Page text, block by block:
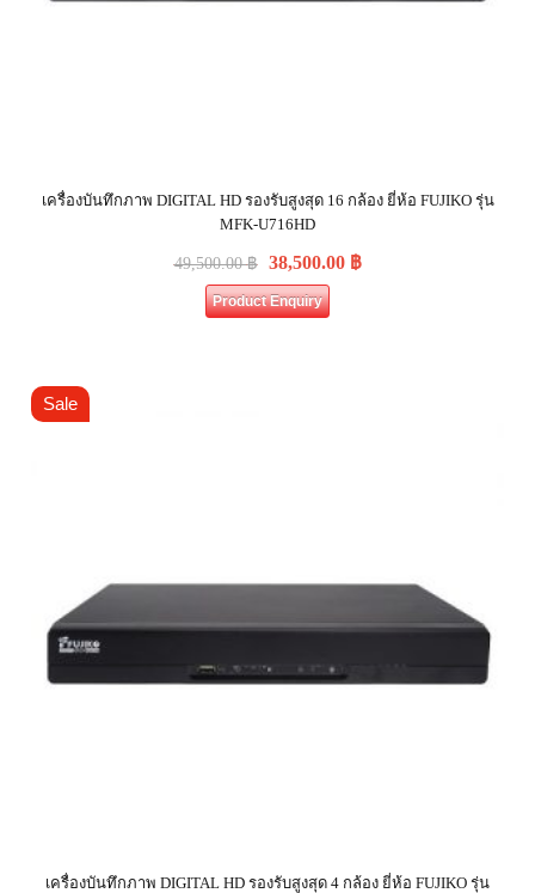
เครื่องบันทึกภาพ DIGITAL HD รองรับสูงสุด 16 กล้อง ยี่ห้อ FUJIKO รุ่น
MFK-U716HD
49,500.00฿ 38,500.00 ฿
Product Enquiry
Sale
เครื่องบันทึกภาพ DIGITAL HD รองรับสูงสุด 4 กล้อง ยี่ห้อ FUJIKO รุ่น